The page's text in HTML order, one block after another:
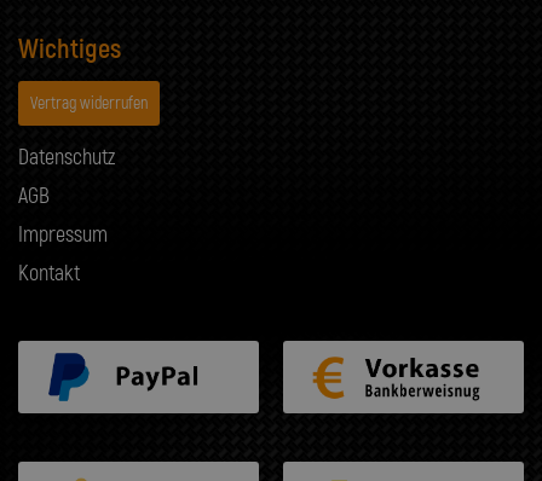
Wichtiges
Vertrag widerrufen
Datenschutz
AGB
Impressum
Kontakt